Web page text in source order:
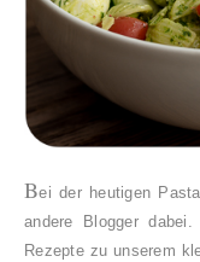
Bei der heutigen
andere Blogger
Rezepte zu unserem